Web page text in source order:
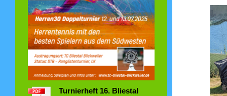
Turnierheft 16. Bliestal